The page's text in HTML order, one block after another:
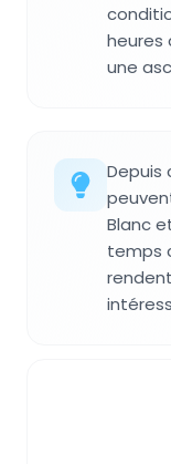
heures
une
Depuis
Blanc
temps